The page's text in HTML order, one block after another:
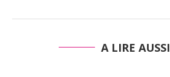
A LIRE AUSSI